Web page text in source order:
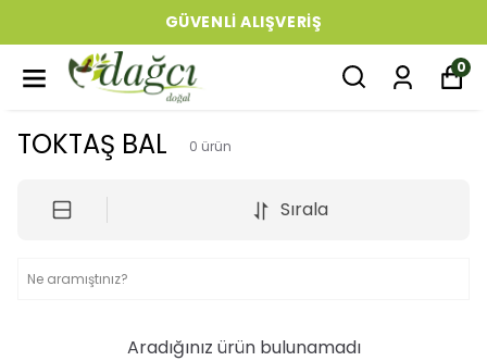
GÜVENLI ALIŞVERIŞ
0
TOKTAŞ BAL 0 ürün
Sırala
Aradığınız ürün bulunamadı